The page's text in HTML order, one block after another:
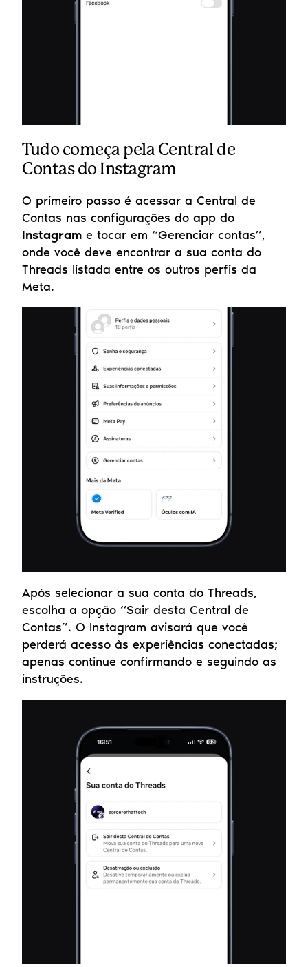
Tudo começa pela Central de
Contas do Instagram
O primeiro passo é acessar a Central de
Instagram e tocar em “Gerenciar contas”,
onde você deve encontrar a sua conta do
Threads listada entre os outros perfis da
Meta.
Após selecionar a sua conta do Threads,
escolha a opção “Sair desta Central de
Contas”. O Instagram avisará que você
perderá acesso às experiências conectadas;
apenas continue confirmando e seguindo as
instruções.